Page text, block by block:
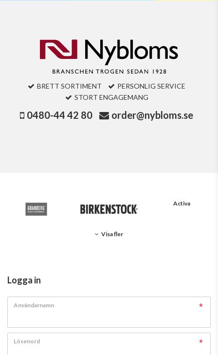
BRETT SORTIMENT
PERSONLIG SERVICE
STORT ENGAGEMANG
0480-44 42 80 order@nybloms.se
Activa
Visa fler
Logga in
Användarnamn
Lösenord